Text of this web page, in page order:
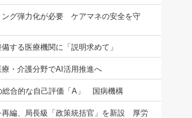
ング弾力化が必要 ケアマネの安全を守
する医療機関に「説明求めて」
・介護分野でAI活用推進へ
総合的な自己評価「A」 国病機構
再編、局長級「政策統括官」を新設 厚労